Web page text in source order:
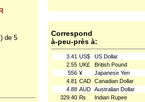
de 5
Correspond
à-peu-près à:
3.41 US$
US Dollar
2.55 UK£
British Pound
556 ¥
Japanese Yen
4.81 CAD Canadian Dollar
4.88 AUD Australian Dollar
329.40 ₨
Indian Rupee